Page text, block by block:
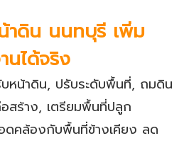
ดิน นนทบุรี เพิ่ม
นได้จริง
หน้าดิน, ปรับระดับพื้นที่, ถมดิน
สร้าง, เตรียมพื้นที่ปลูก
ดคล้องกับพื้นที่ข้างเคียง ลด